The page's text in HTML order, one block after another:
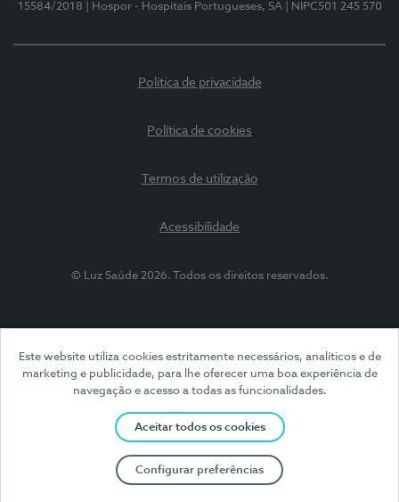
Este website utiliza cookies estritamente necessários, analíticos e de
marketing e publicidade, para lhe oferecer uma boa experiência de
navegação e acesso a todas as funcionalidades.
Aceitar todos os cookies
Configurar preferências
15584/2018
| Hospor - Hospitais Portugueses, SA | NIPC501 245 570
Política de privacidade
Política de cookies
Termos de utilização
Acessibilidade
© Luz Saúde 2026. Todos os direitos reservados.